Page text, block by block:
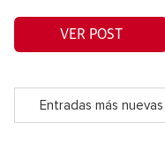
VER POST
Entradas más nuevas